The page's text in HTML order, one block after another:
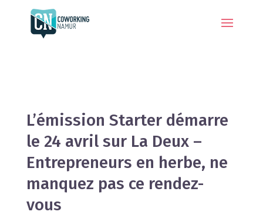
L’émission Starter démarre
le 24 avril sur La Deux –
Entrepreneurs en herbe, ne
manquez pas ce rendez-
vous